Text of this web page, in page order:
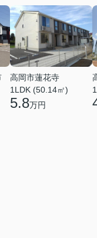
高岡市蓮花寺
1LDK (50.14㎡)
5.8万円